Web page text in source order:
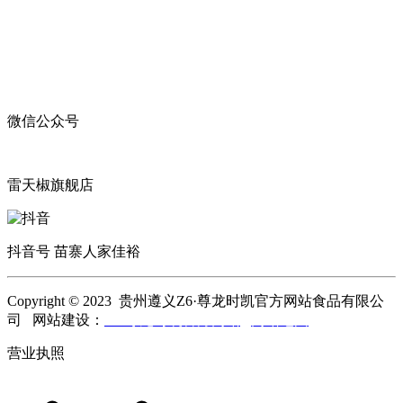
微信公众号
雷天椒旗舰店
抖音号 苗寨人家佳裕
Copyright © 2023 贵州遵义Z6·尊龙时凯官方网站食品有限公
司 网站建设：
营业执照